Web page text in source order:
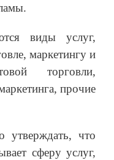
виды услуг,
маркетингу и
торговли,
прочие
утверждать, что
сферу услуг,